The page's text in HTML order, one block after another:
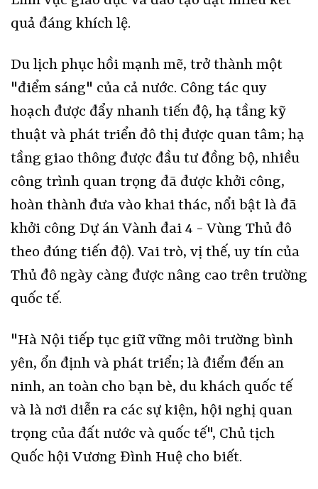
quả đáng khích lệ.
Du lịch phục hồi mạnh mẽ, trở thành một
"điểm sáng" của cả nước. Công tác quy
hoạch được đẩy nhanh tiến độ, hạ tầng kỹ
thuật và phát triển đô thị được quan tâm; hạ
tầng giao thông được đầu tư đồng bộ, nhiều
công trình quan trọng đã được khởi công,
hoàn thành đưa vào khai thác, nổi bật là đã
khởi công Dự án Vành đai 4 - Vùng Thủ đô
theo đúng tiến độ). Vai trò, vị thế, uy tín của
Thủ đô ngày càng được nâng cao trên trường
quốc tế.
"Hà Nội tiếp tục giữ vững môi trường bình
yên, ổn định và phát triển; là điểm đến an
ninh, an toàn cho bạn bè, du khách quốc tế
và là nơi diễn ra các sự kiện, hội nghị quan
trọng của đất nước và quốc tế", Chủ tịch
Quốc hội Vương Đình Huệ cho biết.